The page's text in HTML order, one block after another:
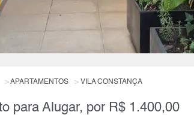
APARTAMENTOS VILA CONSTANÇA
para Alugar, por R$ 1.400,00